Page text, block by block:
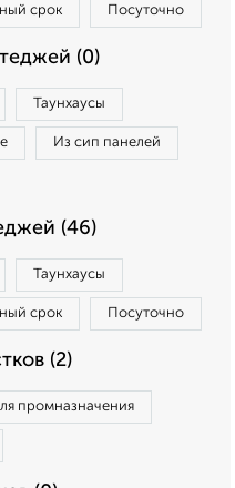
срок Посуточно
(0)
Таунхаусы
Из сип панелей
(46)
Таунхаусы
срок Посуточно
(2)
промназначения